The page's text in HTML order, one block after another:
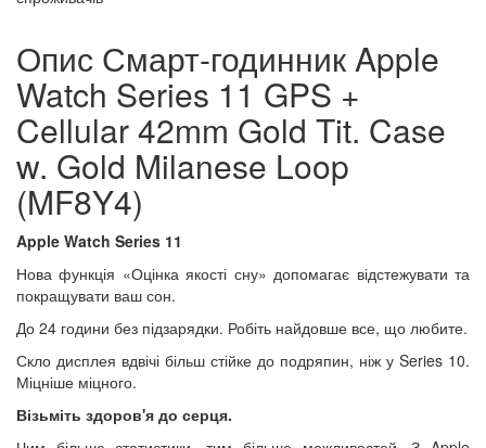
Опис Смарт-годинник Apple
Watch Series 11 GPS +
Cellular 42mm Gold Tit. Case
w. Gold Milanese Loop
(MF8Y4)
Apple Watch Series 11
Нова функція «Оцінка якості сну» допомагає відстежувати та
покращувати ваш сон.
До 24 години без підзарядки. Робіть найдовше все, що любите.
Скло дисплея вдвічі більш стійке до подряпин, ніж у Series 10.
Міцніше міцного.
Візьміть здоров'я до серця.